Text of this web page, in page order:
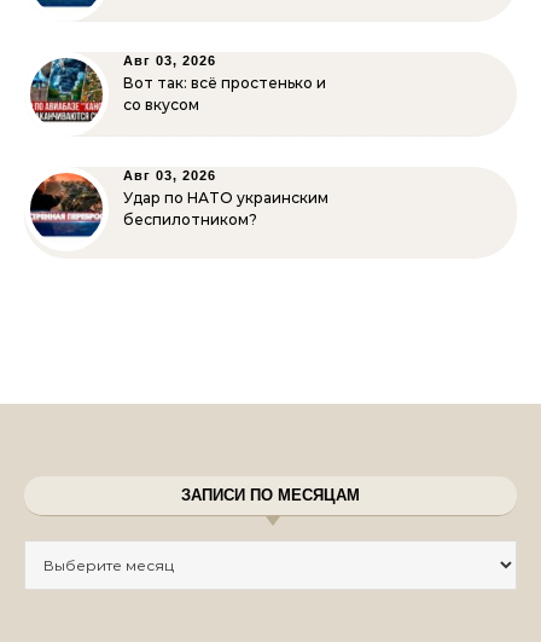
Авг 03, 2026
Вот так: всё простенько и
со вкусом
Авг 03, 2026
Удар по НАТО украинским
беспилотником?
ЗАПИСИ ПО МЕСЯЦАМ